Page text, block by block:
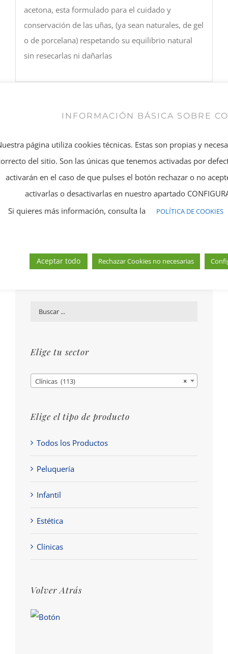
acetona, esta formulado para el cuidado y
conservación de las uñas, (ya sean naturales, de gel
o de porcelana) respetando su equilibrio natural
sin resecarlas ni dañarlas
Facebook
producto
Añadir a Pinterest Email This Product
Elige tu sector
×
Clínicas (113)
Elige el tipo de producto
Todos los Productos
Peluquería
Infantil
Estética
Clínicas
Volver Atrás
INFORMACIÓN BÁSICA SOBRE
página utiliza cookies técnicas. Estas son propias y
del sitio. Son las únicas que tenemos activadas por
activarán en el caso de que pulses el botón rechazar o no
activarlas o desactivarlas en nuestro apartado
Si quieres más información, consulta la
POLÍTICA DE COOKIES
Aceptar todo Rechazar Cookies no necesarias